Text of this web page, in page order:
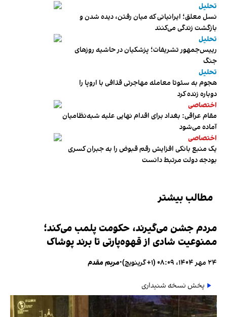
تحلیل
نسل معلق؛ ایرانیانی که میان رفتن، دیده شدن و
بازگشت زندگی می‌کنند
تحلیل
رییس‌جمهور تشریفات؛ پزشکیان در حاشیه روزهای
جنگ
تحلیل
هجوم به سئوتا معامله مهاجرتی قذافی با اروپا را
دوباره زنده کرد
اختصاصی
مقام عراقی: بغداد برای اقدام نهایی علیه شبه‌نظامیان
آماده می‌شود
اختصاصی
یک منبع بانکی افزایش رقم قبوض را به جبران کسری
بودجه دولت مرتبط دانست
مطالب بیشتر
مردم جشن می‌گیرند، حکومت پلمب می‌کند؛
ممنوعیت شادی از قهوه‌پارتی تا برند پوشاک
۲۴ مهر ۱۴۰۴، ۰۸:۰۹ (‎+۱ گرینویچ) •مریم مقدم
پخش نسخه شنیداری